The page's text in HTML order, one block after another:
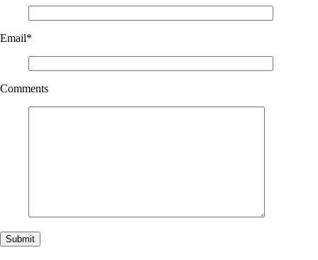
Email*
Comments